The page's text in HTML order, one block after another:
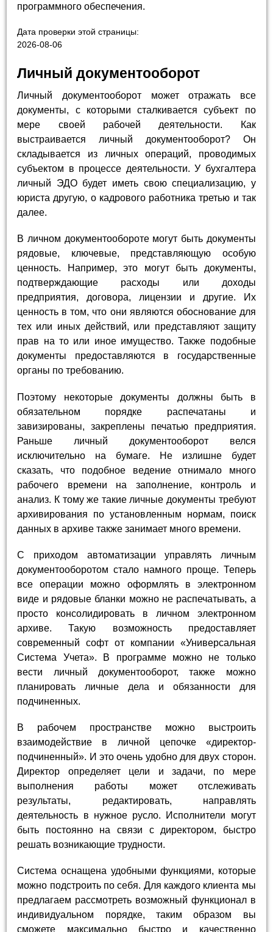
программного обеспечения.
Дата проверки этой страницы:
2026-08-06
Личный документооборот
Личный документооборот может отражать все
документы, с которыми сталкивается субъект по
мере своей рабочей деятельности. Как
выстраивается личный документооборот? Он
складывается из личных операций, проводимых
субъектом в процессе деятельности. У бухгалтера
личный ЭДО будет иметь свою специализацию, у
юриста другую, о кадрового работника третью и так
далее.
В личном документообороте могут быть документы
рядовые, ключевые, представляющую особую
ценность. Например, это могут быть документы,
подтверждающие расходы или доходы
предприятия, договора, лицензии и другие. Их
ценность в том, что они являются обоснование для
тех или иных действий, или представляют защиту
прав на то или иное имущество. Также подобные
документы предоставляются в государственные
органы по требованию.
Поэтому некоторые документы должны быть в
обязательном порядке распечатаны и
завизированы, закреплены печатью предприятия.
Раньше личный документооборот велся
исключительно на бумаге. Не излишне будет
сказать, что подобное ведение отнимало много
рабочего времени на заполнение, контроль и
анализ. К тому же такие личные документы требуют
архивирования по установленным нормам, поиск
данных в архиве также занимает много времени.
С приходом автоматизации управлять личным
документооборотом стало намного проще. Теперь
все операции можно оформлять в электронном
виде и рядовые бланки можно не распечатывать, а
просто консолидировать в личном электронном
архиве. Такую возможность предоставляет
современный софт от компании «Универсальная
Система Учета». В программе можно не только
вести личный документооборот, также можно
планировать личные дела и обязанности для
подчиненных.
В рабочем пространстве можно выстроить
взаимодействие в личной цепочке «директор-
подчиненный». И это очень удобно для двух сторон.
Директор определяет цели и задачи, по мере
выполнения работы может отслеживать
результаты, редактировать, направлять
деятельность в нужное русло. Исполнители могут
быть постоянно на связи с директором, быстро
решать возникающие трудности.
Система оснащена удобными функциями, которые
можно подстроить по себя. Для каждого клиента мы
предлагаем рассмотреть возможный функционал в
индивидуальном порядке, таким образом вы
сможете максимально быстро и качественно